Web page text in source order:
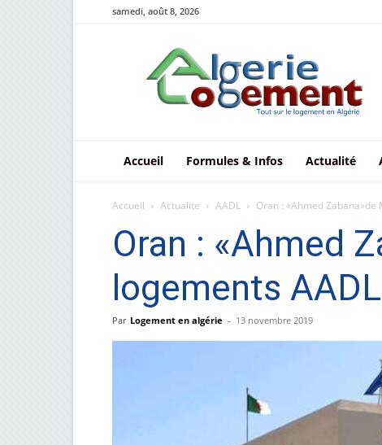
samedi, août 8, 2026
Le
logement
en
Algérie
Accueil Formules & Infos Actualité
Accueil Actualite AADL Oran : «Ahmed
Oran : «Ahmed
logements
Par Logement en algérie - 13 novembre 2019